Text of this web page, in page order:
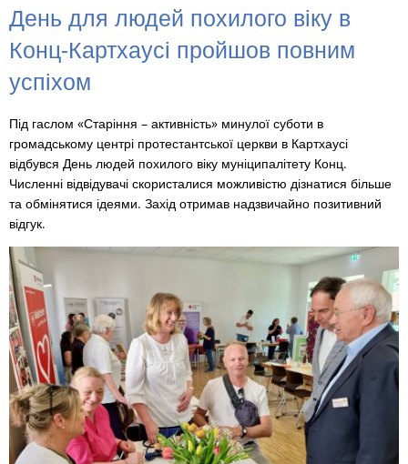
День для людей похилого віку в
Конц-Картхаусі пройшов повним
успіхом
Під гаслом «Старіння – активність» минулої суботи в
громадському центрі протестантської церкви в Картхаусі
відбувся День людей похилого віку муніципалітету Конц.
Численні відвідувачі скористалися можливістю дізнатися більше
та обмінятися ідеями. Захід отримав надзвичайно позитивний
відгук.